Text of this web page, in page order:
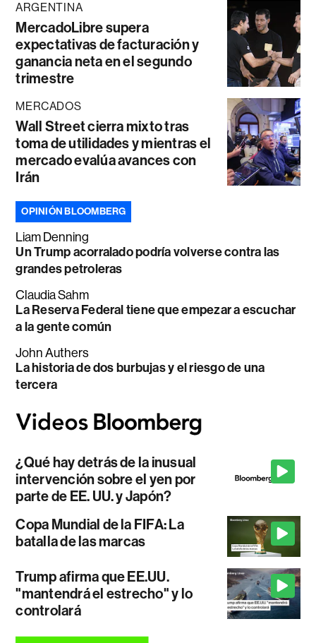
ARGENTINA
MercadoLibre supera
expectativas de facturación y
ganancia neta en el segundo
trimestre
MERCADOS
Wall Street cierra mixto tras
toma de utilidades y mientras el
mercado evalúa avances con
Irán
OPINIÓN BLOOMBERG
Liam Denning
Un Trump acorralado podría volverse contra las
grandes petroleras
Claudia Sahm
La Reserva Federal tiene que empezar a escuchar
a la gente común
John Authers
La historia de dos burbujas y el riesgo de una
tercera
¿Qué hay detrás de la inusual
intervención sobre el yen por
parte de EE. UU. y Japón?
Copa Mundial de la FIFA: La
batalla de las marcas
Trump afirma que EE.UU.
"mantendrá el estrecho" y lo
controlará